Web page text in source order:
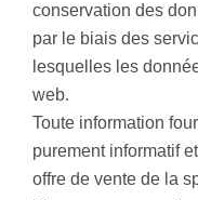
conservation des
par le biais des
lesquelles les
web.
Toute information
purement informatif
offre de vente de la